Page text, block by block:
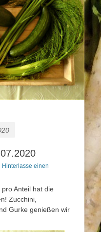
Hinterlasse einen
Anteil hat die
Zucchini,
Gurke genießen wir